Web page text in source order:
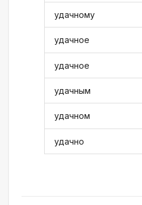
удачному
удачное
удачное
удачным
удачном
удачно